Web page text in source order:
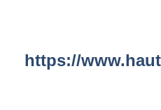
https://